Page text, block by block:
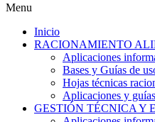
Menu
Inicio
RACIONAMIENTO
Aplicaciones
Bases y Guías de
Hojas técnicas
Aplicaciones y
GESTIÓN TÉCNICA Y